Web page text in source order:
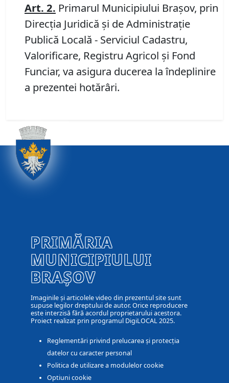
Art. 2. Primarul Municipiului Brașov, prin
Direcția Juridică și de Administrație
Publică Locală - Serviciul Cadastru,
Valorificare, Registru Agricol și Fond
Funciar, va asigura ducerea la îndeplinire
a prezentei hotărâri.
PRIMĂRIA
MUNICIPIULUI
BRAȘOV
Imaginile și articolele video din prezentul site sunt
supuse legilor dreptului de autor. Orice reproducere
este interzisă fără acordul proprietarului acestora.
Proiect realizat prin programul DigiLOCAL 2025.
Reglementări privind prelucarea și protecția
datelor cu caracter personal
Politica de utilizare a modulelor cookie
Optiuni cookie